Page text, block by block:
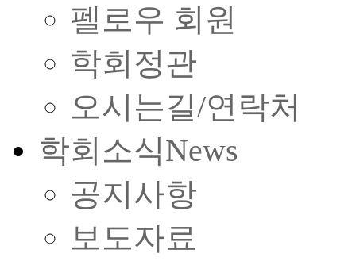
펠로우 회원
학회정관
오시는길/연락처
학회소식News
공지사항
보도자료